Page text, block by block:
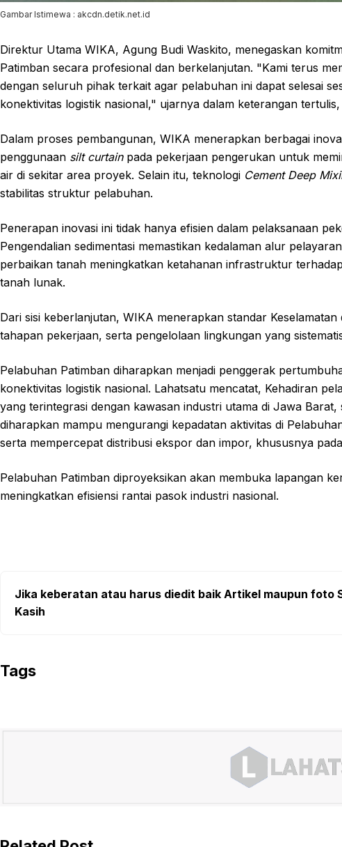
Gambar Istimewa : akcdn.detik.net.id
Direktur Utama WIKA, Agung Budi Waskito, menegaskan
Patimban secara profesional dan berkelanjutan. "Kami terus
dengan seluruh pihak terkait agar pelabuhan ini dapat selesai
konektivitas logistik nasional," ujarnya dalam keterangan
Dalam proses pembangunan, WIKA menerapkan berbagai
penggunaan silt curtainpada pekerjaan pengerukan untuk
air di sekitar area proyek. Selain itu, teknologi Cement Deep
stabilitas struktur pelabuhan.
Penerapan inovasi ini tidak hanya efisien dalam pelaksanaan
Pengendalian sedimentasi memastikan kedalaman alur
perbaikan tanah meningkatkan ketahanan infrastruktur
tanah lunak.
Dari sisi keberlanjutan, WIKA menerapkan standar
tahapan pekerjaan, serta pengelolaan lingkungan yang
Pelabuhan Patimban diharapkan menjadi penggerak
konektivitas logistik nasional. Lahatsatu mencatat, Kehadiran
yang terintegrasi dengan kawasan industri utama di Jawa
diharapkan mampu mengurangi kepadatan aktivitas di
serta mempercepat distribusi ekspor dan impor, khususnya
Pelabuhan Patimban diproyeksikan akan membuka lapangan
meningkatkan efisiensi rantai pasok industri nasional.
Jika keberatan atau harus diedit baik Artikel maupun foto
Kasih
Tags